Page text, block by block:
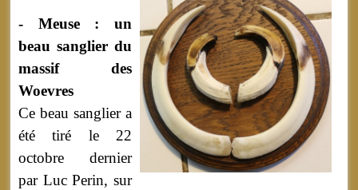
- Meuse : un
beau sanglier du
massif des
Woevres
Ce beau sanglier a
été tiré le 22
octobre dernier
par Luc Perin, sur